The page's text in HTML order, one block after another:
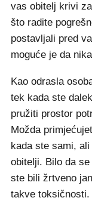
vas obitelj krivi
što radite
postavljali pred
moguće je da
Kao odrasla
tek kada ste
pružiti prostor
Možda
kada ste sami,
obitelji. Bilo da
ste bili žrtveno
takve toksičnosti.